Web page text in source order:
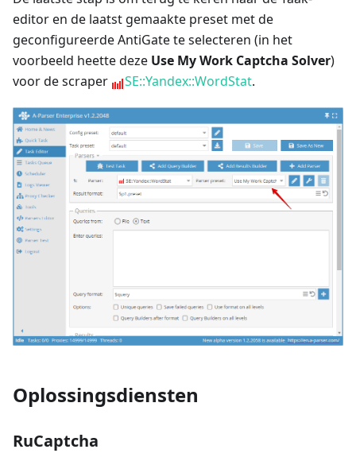
editor en de laatst gemaakte preset met de
geconfigureerde AntiGate te selecteren (in het
voorbeeld heette deze Use My Work Captcha Solver)
voor de scraper
SE::Yandex::WordStat.
Oplossingsdiensten
RuCaptcha